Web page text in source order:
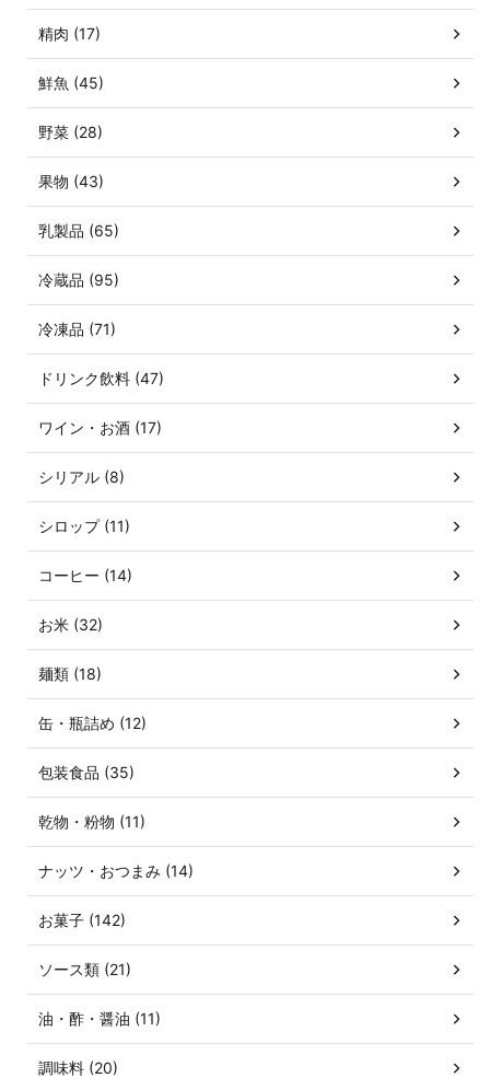
精肉 (17)
鮮魚 (45)
野菜 (28)
果物 (43)
乳製品 (65)
冷蔵品 (95)
冷凍品 (71)
ドリンク飲料 (47)
ワイン・お酒 (17)
シリアル (8)
シロップ (11)
コーヒー (14)
お米 (32)
麺類 (18)
缶・瓶詰め (12)
包装食品 (35)
乾物・粉物 (11)
ナッツ・おつまみ (14)
お菓子 (142)
ソース類 (21)
油・酢・醤油 (11)
調味料 (20)